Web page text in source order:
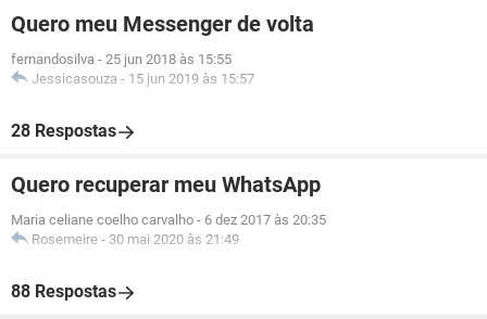
Quero meu Messenger de volta
fernandosilva - 25 jun 2018 às 15:55
Jessicasouza - 15 jun 2019 às 15:57
28 Respostas
Quero recuperar meu WhatsApp
Maria celiane coelho carvalho - 6 dez 2017 às 20:35
Rosemeire - 30 mai 2020 às 21:49
88 Respostas